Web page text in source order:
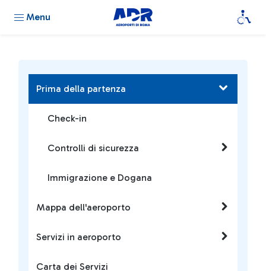
Menu
Prima della partenza
Check-in
Controlli di sicurezza
Immigrazione e Dogana
Mappa dell'aeroporto
Servizi in aeroporto
Carta dei Servizi